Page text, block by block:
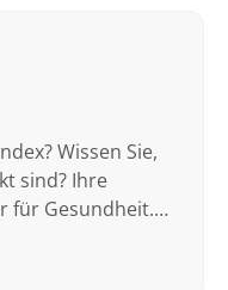
Wissen Sie,
sind? Ihre
für Gesundheit.
wir anbieten.